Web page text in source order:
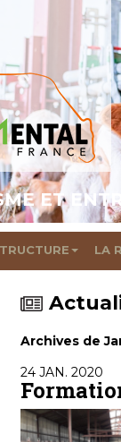
ET
LA
Archives de
24 JAN. 2020